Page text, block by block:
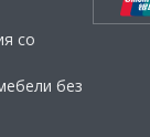
со
без